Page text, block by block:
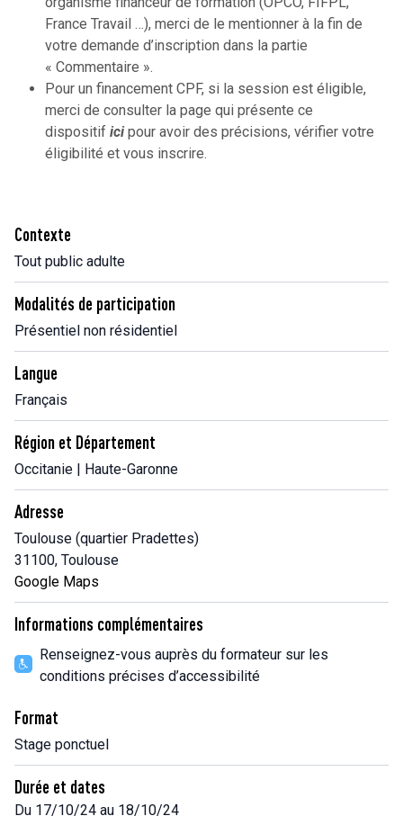
Contexte
Tout public adulte
Modalités de participation
Présentiel non résidentiel
Langue
Français
Région et Département
Occitanie | Haute-Garonne
Adresse
Toulouse (quartier Pradettes)
31100, Toulouse
Google Maps
Informations complémentaires
Renseignez-vous auprès du formateur sur les
conditions précises d’accessibilité
Format
Stage ponctuel
Durée et dates
Du 17/10/24 au 18/10/24
France Travail …), merci de le mentionner à la fin de
votre demande d’inscription dans la partie
« Commentaire ».
Pour un financement CPF, si la session est éligible,
merci de consulter la page qui présente ce
dispositif icipour avoir des précisions, vérifier votre
éligibilité et vous inscrire.